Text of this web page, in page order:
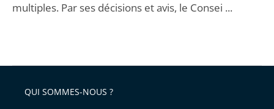
multiples. Par ses décisions et avis, le Consei ...
QUI SOMMES-NOUS ?